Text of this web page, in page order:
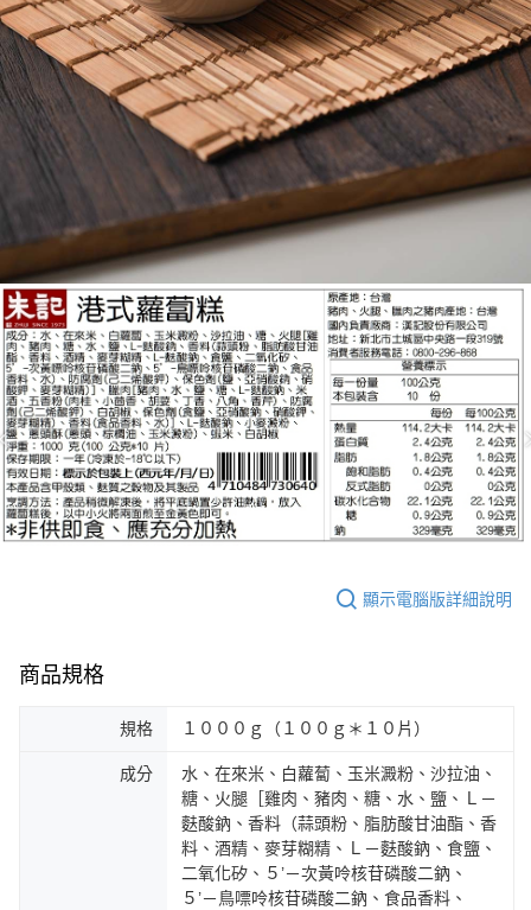
顯示電腦版詳細說明
商品規格
規格 １０００ｇ（１００ｇ＊１０片）
成分
水、在來米、白蘿蔔、玉米澱粉、沙拉油、
糖、火腿［雞肉、豬肉、糖、水、鹽、Ｌ－
麩酸鈉、香料（蒜頭粉、脂肪酸甘油酯、香
料、酒精、麥芽糊精、Ｌ－麩酸鈉、食鹽、
二氧化矽、５’－次黃呤核苷磷酸二鈉、
５’－鳥嘌呤核苷磷酸二鈉、食品香料、